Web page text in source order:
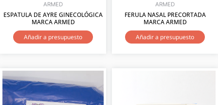
ARMED
ESPATULA DE AYRE GINECOLÓGICA
MARCA ARMED
Añadir a presupuesto
ARMED
FERULA NASAL PRECORTADA
MARCA ARMED
Añadir a presupuesto